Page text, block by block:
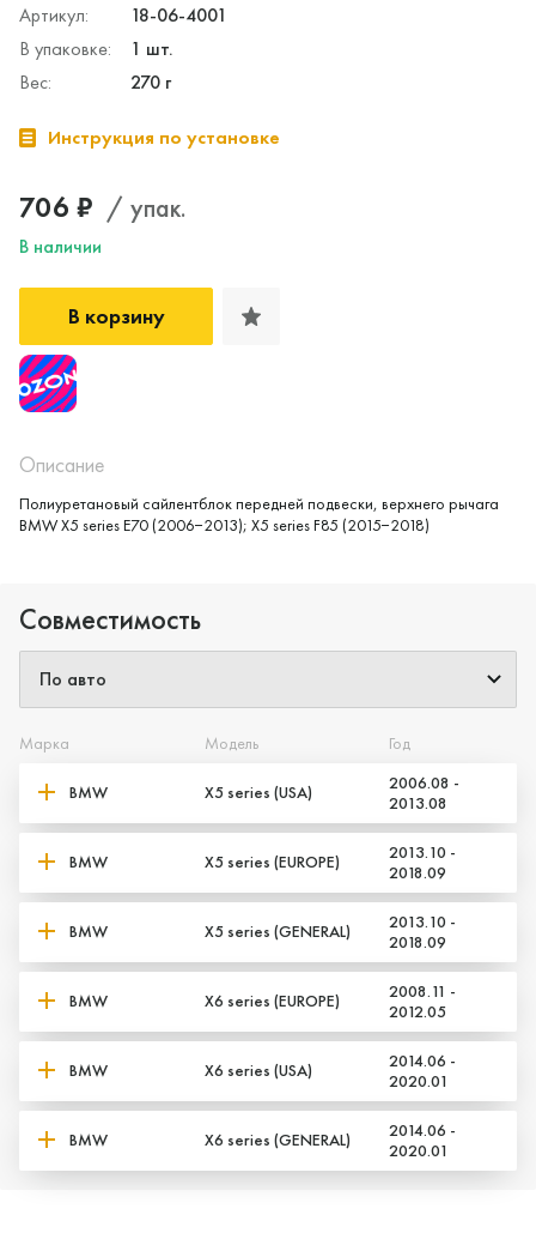
Артикул:
18-06-4001
В упаковке:
1 шт.
Вес:
270 г
Инструкция по установке
706 ₽ / упак.
В наличии
В корзину
Описание
Полиуретановый сайлентблок передней подвески, верхнего рычага
BMW X5 series E70 (2006−2013); X5 series F85 (2015−2018)
Совместимость
Марка Модель Год
BMW X5 series (USA)
2006.08 -
2013.08
BMW X5 series (EUROPE)
2013.10 -
2018.09
BMW X5 series (GENERAL)
2013.10 -
2018.09
BMW X6 series (EUROPE)
2008.11 -
2012.05
BMW X6 series (USA)
2014.06 -
2020.01
BMW X6 series (GENERAL)
2014.06 -
2020.01